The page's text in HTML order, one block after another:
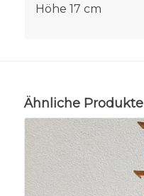
Höhe 17 cm
Ähnliche Produkte